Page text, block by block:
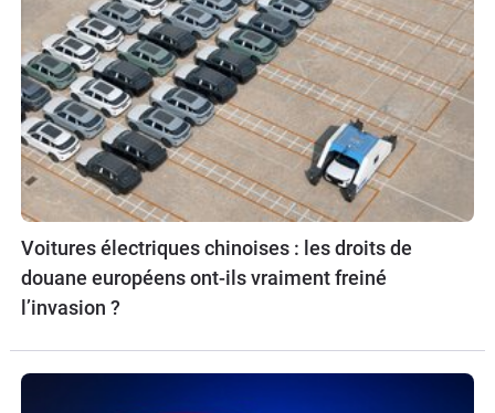
Voitures électriques chinoises : les droits de
douane européens ont-ils vraiment freiné
l’invasion ?